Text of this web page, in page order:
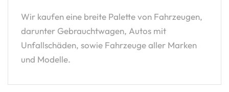
Wir kaufen eine breite Palette von Fahrzeugen,
darunter Gebrauchtwagen, Autos mit
Unfallschäden, sowie Fahrzeuge aller Marken
und Modelle.